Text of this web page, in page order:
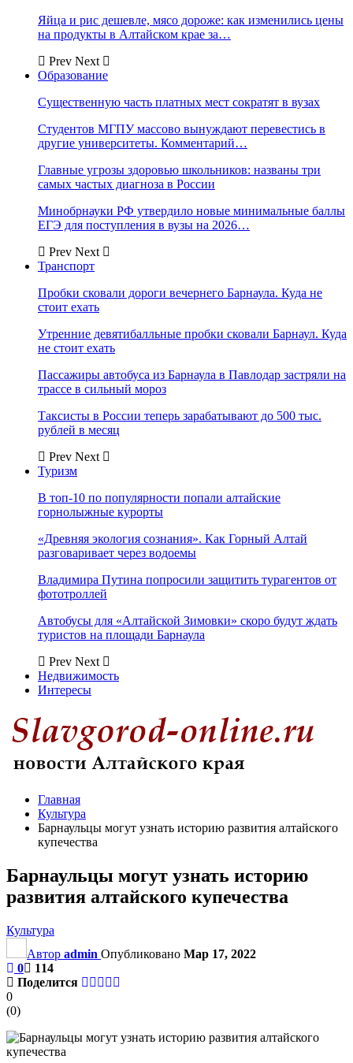
Яйца и рис дешевле, мясо дороже: как изменились цены
на продукты в Алтайском крае за…
Prev Next
Образование
Существенную часть платных мест сократят в вузах
Студентов МГПУ массово вынуждают перевестись в
другие университеты. Комментарий…
Главные угрозы здоровью школьников: названы три
самых частых диагноза в России
Минобрнауки РФ утвердило новые минимальные баллы
ЕГЭ для поступления в вузы на 2026…
Prev Next
Транспорт
Пробки сковали дороги вечернего Барнаула. Куда не
стоит ехать
Утренние девятибалльные пробки сковали Барнаул. Куда
не стоит ехать
Пассажиры автобуса из Барнаула в Павлодар застряли на
трассе в сильный мороз
Таксисты в России теперь зарабатывают до 500 тыс.
рублей в месяц
Prev Next
Туризм
В топ-10 по популярности попали алтайские
горнолыжные курорты
«Древняя экология сознания». Как Горный Алтай
разговаривает через водоемы
Владимира Путина попросили защитить турагентов от
фототроллей
Автобусы для «Алтайской Зимовки» скоро будут ждать
туристов на площади Барнаула
Prev Next
Недвижимость
Интересы
Главная
Культура
Барнаульцы могут узнать историю развития алтайского
купечества
Барнаульцы могут узнать историю
развития алтайского купечества
Культура
Автор admin Опубликовано Мар 17, 2022
0
114
Поделится
0
(0)